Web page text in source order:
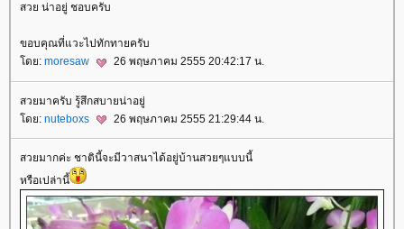
สวย น่าอยู่ ชอบครับ
ขอบคุณที่แวะไปทักทายครับ
ดย: moresaw 26 พฤษภาคม 2555 20:42:17 น.
สวยมาครับ รู้สึกสบายน่าอยู่
ดย: nuteboxs 26 พฤษภาคม 2555 21:29:44 น.
สวยมากค่ะ ชาตินี้จะมีวาสนาได้อยู่บ้านสวยๆแบบนี้
หรือเปล่านี้